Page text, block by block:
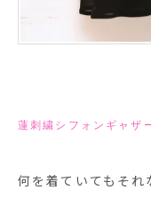
蓮刺繍シフォンギャザ
何を着ていてもそれ